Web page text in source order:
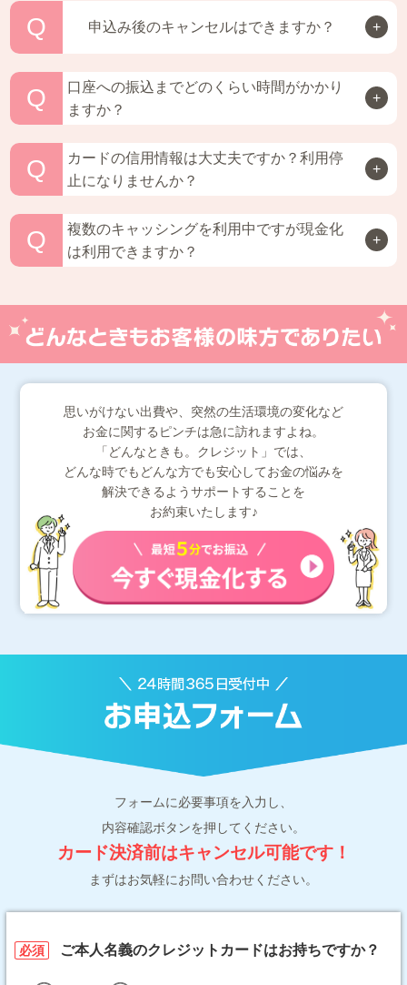
Q 申込み後のキャンセルはできますか？ +
Q
口座への振込までどのくらい時間がかかり
ますか？
+
Q
カードの信用情報は大丈夫ですか？利用停
止になりませんか？
+
Q
複数のキャッシングを利用中ですが現金化
は利用できますか？
+
思いがけない出費や、突然の生活環境の変化など
お金に関するピンチは急に訪れますよね。
「どんなときも。クレジット」では、
どんな時でもどんな方でも安心してお金の悩みを
解決できるようサポートすることを
お約束いたします♪
フォームに必要事項を入力し、
内容確認ボタンを押してください。
カード決済前はキャンセル可能です！
まずはお気軽にお問い合わせください。
必須 ご本人名義のクレジットカードはお持ちですか？